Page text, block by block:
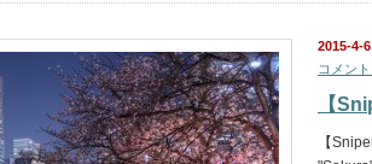
2015-4-6
コメント
【
【